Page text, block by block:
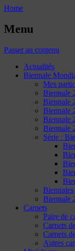
Home
Menu
Passer au contenu
Actualités
Biennale
Mes
Biennale
Biennale
Biennale
Biennale
Biennale
Série :
Biennales
Biennale
Carnets
Paire de
Carnets
Carnets
Autres